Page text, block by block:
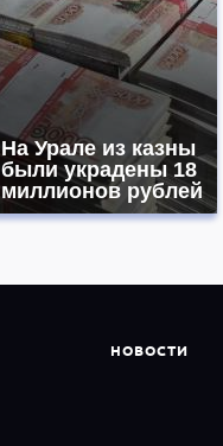
На Урале из казны
были украдены 18
миллионов рублей
НОВОСТИ